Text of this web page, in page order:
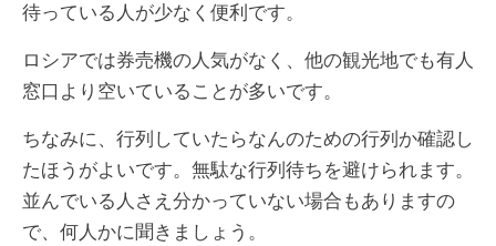
待っている人が少なく便利です。
ロシアでは券売機の人気がなく、他の観光地でも有人
窓口より空いていることが多いです。
ちなみに、行列していたらなんのための行列か確認し
たほうがよいです。無駄な行列待ちを避けられます。
並んでいる人さえ分かっていない場合もありますの
で、何人かに聞きましょう。